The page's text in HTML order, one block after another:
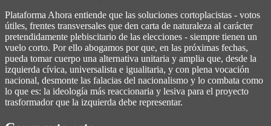
Plataforma Ahora entiende que las soluciones cortoplacistas - votos
útiles, frentes transversales que den carta de naturaleza al carácter
pretendidamente plebiscitario de las elecciones - siempre tienen un
vuelo corto. Por ello abogamos por que, en las próximas fechas,
pueda tomar cuerpo una alternativa unitaria y amplia que, desde la
izquierda cívica, universalista e igualitaria, y con plena vocación
nacional, desmonte las falacias del nacionalismo y lo combata como
lo que es: la ideología más reaccionaria y lesiva para el proyecto
trasformador que la izquierda debe representar.